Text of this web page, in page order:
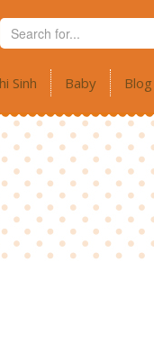
Sinh Baby Blog